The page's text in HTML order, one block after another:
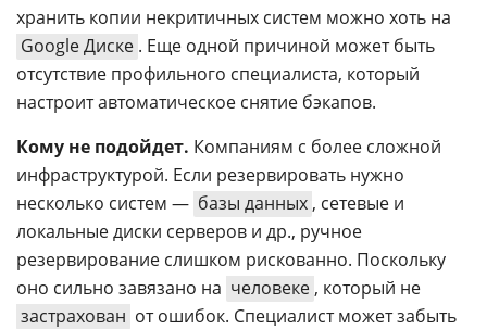
хранить копии некритичных систем можно хоть на
Google Диске . Еще одной причиной может быть
отсутствие профильного специалиста, который
настроит автоматическое снятие бэкапов.
Кому не подойдет. Компаниям с более сложной
инфраструктурой. Если резервировать нужно
несколько систем — базы данных , сетевые и
локальные диски серверов и др., ручное
резервирование слишком рискованно. Поскольку
оно сильно завязано на человеке , который не
застрахован от ошибок. Специалист может забыть